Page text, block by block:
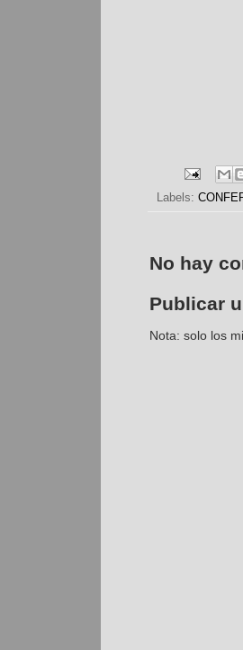
Labels:
No hay
Publicar
Nota: solo los